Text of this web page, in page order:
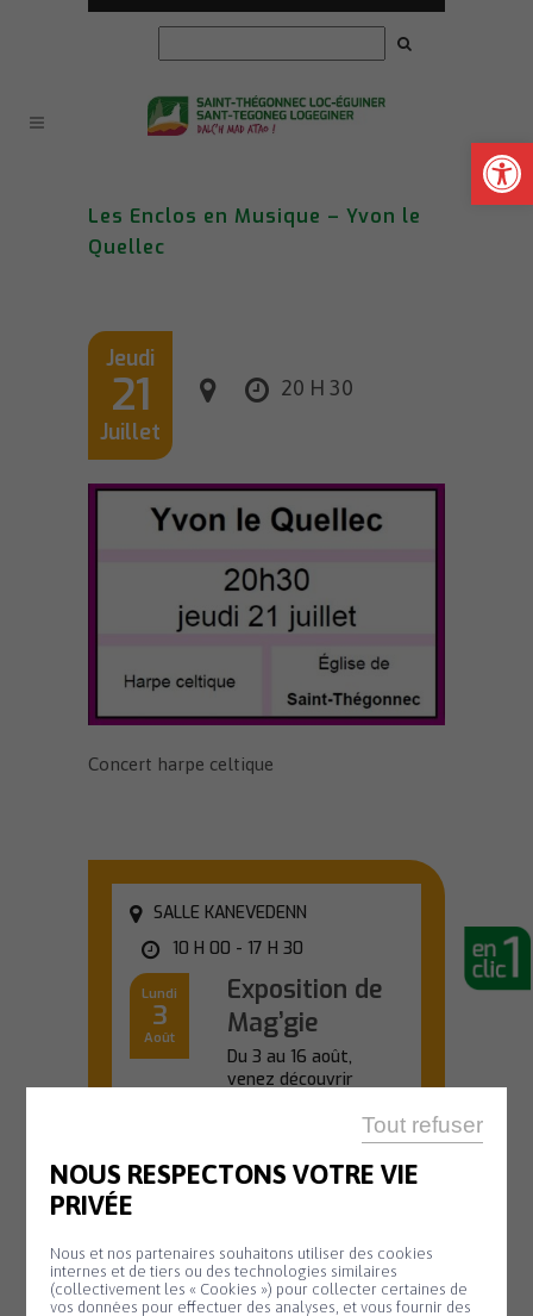
NOUS RESPECTONS VOTRE VIE
PRIVÉE
Nous et nos partenaires souhaitons utiliser des cookies
internes et de tiers ou des technologies similaires
(collectivement les « Cookies ») pour collecter certaines de
vos données pour effectuer des analyses, et vous fournir des
Tout refuser
Ouvrir
Les Enclos en Musique – Yvon le
Quellec
Jeudi
21
Juillet
20 H 30
Concert harpe celtique
SALLE KANEVEDENN
10 H 00 - 17 H 30
Lundi
3
Août
Exposition de
Mag’gie
Du 3 au 16 août,
venez découvrir
En savoir plus
OFFICE DE TOURISME
20 H 45